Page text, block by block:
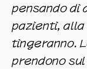
pensando di
pazienti, alla
tingeranno.
prendono